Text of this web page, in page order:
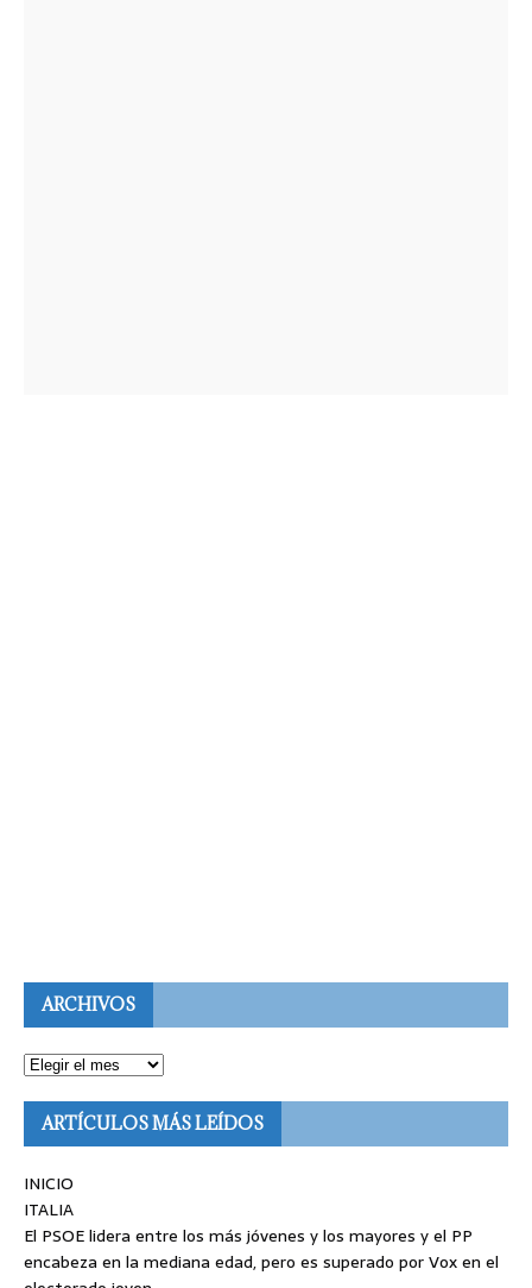
ARCHIVOS
ARTÍCULOS MÁS LEÍDOS
INICIO
ITALIA
El PSOE lidera entre los más jóvenes y los mayores y el PP
encabeza en la mediana edad, pero es superado por Vox en el